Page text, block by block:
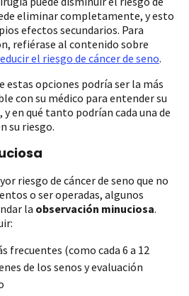
eliminar completamente, y esto
efectos secundarios. Para
refiérase al contenido sobre
el riesgo de cáncer de seno.
estas opciones podría ser la más
con su médico para entender su
y en qué tanto podrían cada una de
su riesgo.
riesgo de cáncer de seno que no
o ser operadas, algunos
la observación minuciosa.
frecuentes (como cada 6 a 12
de los senos y evaluación